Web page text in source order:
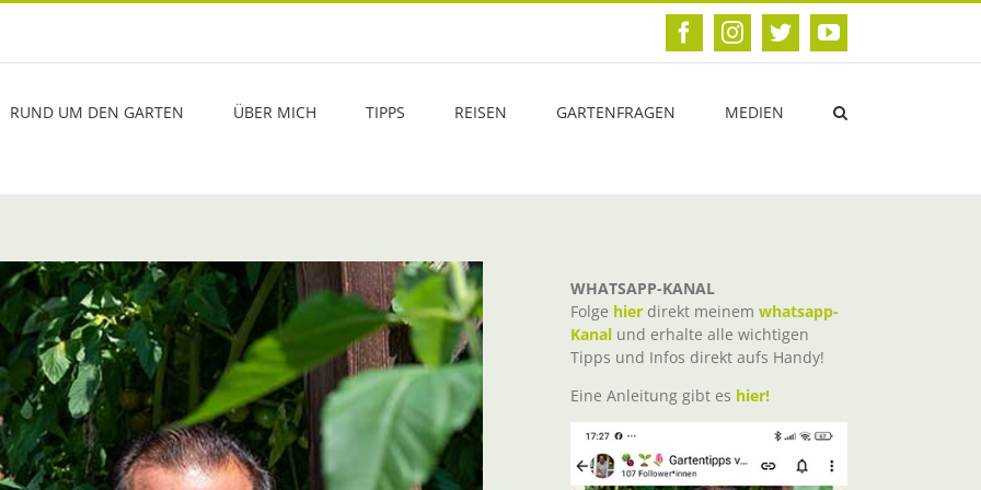
FacebookInstagram
TwitterYouTube
RUND UM DEN GARTEN ÜBER MICH TIPPS REISEN GARTENFRAGEN MEDIEN
WHATSAPP-KANAL
Folge hier direkt meinem whatsapp-
Kanal und erhalte alle wichtigen
Tipps und Infos direkt aufs Handy!
Eine Anleitung gibt es hier!